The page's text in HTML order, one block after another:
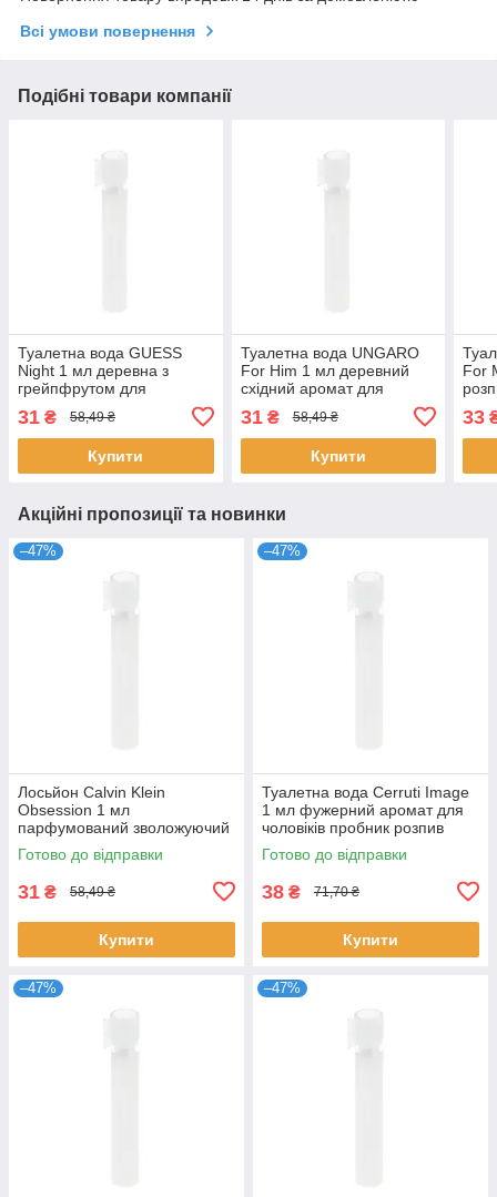
Всі умови повернення
Подібні товари компанії
Туалетна вода GUESS
Night 1 мл деревна з
грейпфрутом для
чоловіків пробник-розпив
парфумів Гесс
31 ₴ 58,49 ₴
Купити
Туалетна вода UNGARO
For Him 1 мл деревний
східний аромат для
чоловіків пробник розпив
Унгаро
31₴ 58,49 ₴
Купити
For
33
Акційні пропозиції та новинки
–47%
Лосьйон Calvin Klein
Obsession 1 мл
парфумований зволожуючий
для чоловіків східно-
деревний пробник Кальвін
Готово до відправки
31 ₴ 58,49 ₴
Купити
–47%
Туалетна вода Cerruti Image
1 мл фужерний аромат для
чоловіків пробник розпив
оригінальний парфум
Черруті
Готово до відправки
38 ₴ 71,70 ₴
Купити
–47% –47%